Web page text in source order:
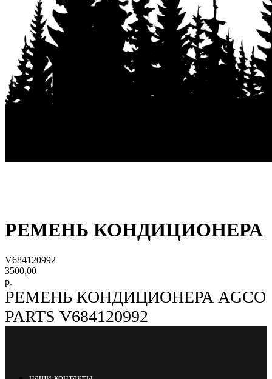
РЕМЕНЬ КОНДИЦИОНЕРА
V684120992
3500,00
р.
РЕМЕНЬ КОНДИЦИОНЕРА AGCO
PARTS V684120992